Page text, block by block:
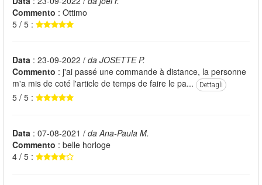
Commento : Ottimo
5 / 5 :
Data : 23-09-2022 / da JOSETTE P.
Commento : j'ai passé une commande à distance, la personne
m'a mis de coté l'article de temps de faire le pa...
Dettagli
5 / 5 :
Data : 07-08-2021 / da Ana-Paula M.
Commento : belle horloge
4 / 5 :